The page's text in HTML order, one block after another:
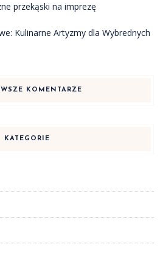
przekąski na imprezę
Kulinarne Artyzmy dla Wybrednych
KOMENTARZE
KATEGORIE